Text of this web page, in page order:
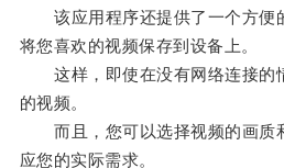
该应用程序还提供了一个方便
将您喜欢的视频保存到设备上。
这样，即使在没有网络连接的
的视频。
而且，您可以选择视频的画质
应您的实际需求。